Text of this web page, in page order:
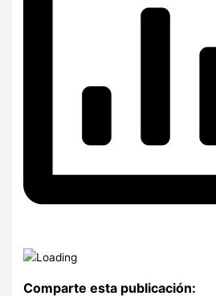
Comparte esta publicación: